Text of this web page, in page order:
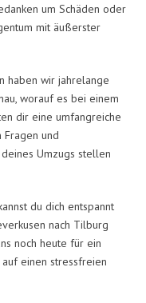
um Schäden oder
mit äußerster
haben wir jahrelange
worauf es bei einem
dir eine umfangreiche
und
Umzugs stellen
du dich entspannt
nach Tilburg
noch heute für ein
einen stressfreien